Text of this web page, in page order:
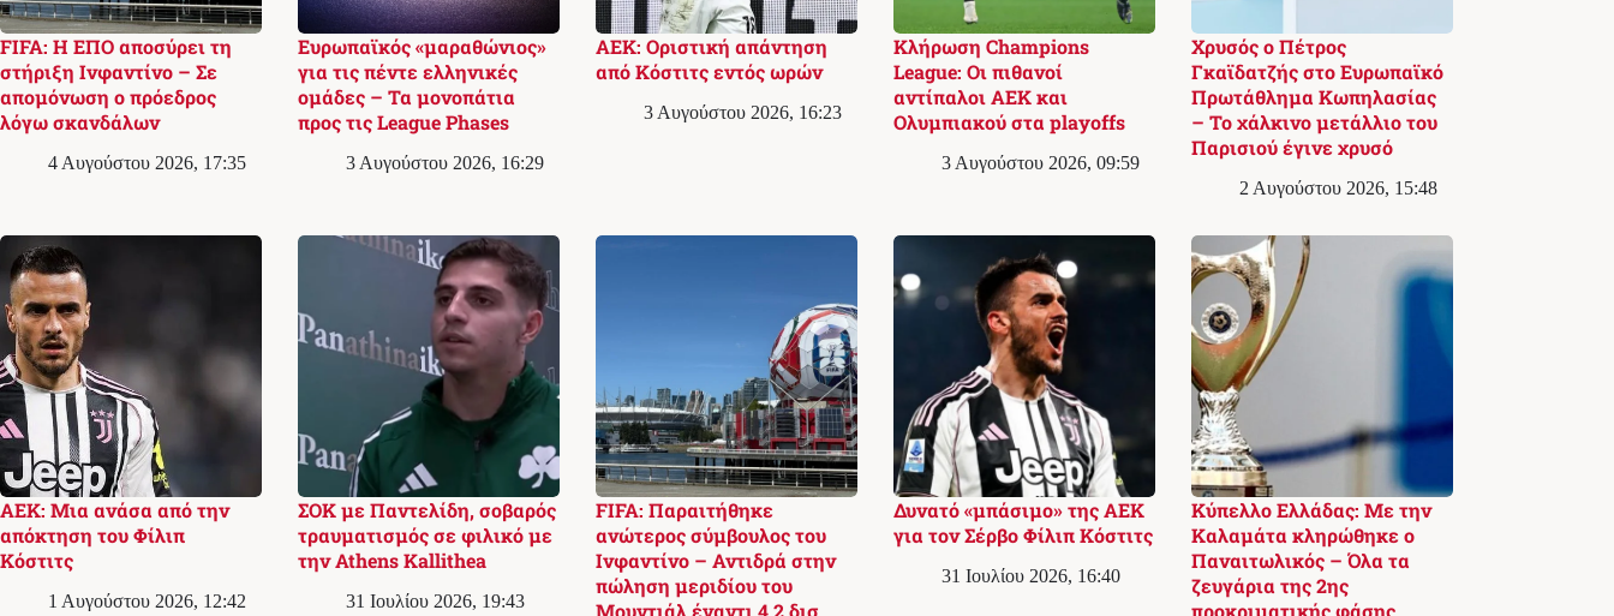
FIFA: Η ΕΠΟ αποσύρει τη
στήριξη Ινφαντίνο – Σε
απομόνωση ο πρόεδρος
λόγω σκανδάλων
4 Αυγούστου 2026, 17:35
Ευρωπαϊκός «μαραθώνιος»
για τις πέντε ελληνικές
ομάδες – Τα μονοπάτια
προς τις League Phases
3 Αυγούστου 2026, 16:29
ΑΕΚ: Οριστική απάντηση
από Κόστιτς εντός ωρών
3 Αυγούστου 2026, 16:23
Κλήρωση Champions
League: Οι πιθανοί
αντίπαλοι ΑΕΚ και
Ολυμπιακού στα playoffs
3 Αυγούστου 2026, 09:59
Χρυσός ο Πέτρος
Γκαϊδατζής στο Ευρωπαϊκό
Πρωτάθλημα Κωπηλασίας
– Το χάλκινο μετάλλιο του
Παρισιού έγινε χρυσό
2 Αυγούστου 2026, 15:48
ΑΕΚ: Μια ανάσα από την
απόκτηση του Φίλιπ
Κόστιτς
1 Αυγούστου 2026, 12:42
ΣΟΚ με Παντελίδη, σοβαρός
τραυματισμός σε φιλικό με
την Athens Kallithea
31 Ιουλίου 2026, 19:43
FIFA: Παραιτήθηκε
ανώτερος σύμβουλος του
Ινφαντίνο – Αντιδρά στην
πώληση μεριδίου του
Μουντιάλ έναντι 4,2 δισ.
Δυνατό «μπάσιμο» της ΑΕΚ
για τον Σέρβο Φίλιπ Κόστιτς
31 Ιουλίου 2026, 16:40
Κύπελλο Ελλάδας: Με την
Καλαμάτα κληρώθηκε ο
Παναιτωλικός – Όλα τα
ζευγάρια της 2ης
προκριματικής φάσης